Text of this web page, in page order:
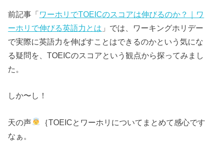
前記事「ワーホリでTOEICのスコアは伸びるのか？｜ワ
ーホリで伸びる英語力とは 」では、ワーキングホリデー
で実際に英語力を伸ばすことはできるのかという気にな
る疑問を、TOEICのスコアという観点から探ってみまし
た。
しか〜し！
天の声
｛TOEICとワーホリについてまとめて感心です
なぁ。